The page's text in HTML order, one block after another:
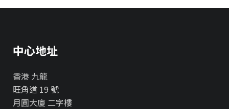
中心地址
香港 九龍
旺角道 19 號
月圓大廈 二字樓